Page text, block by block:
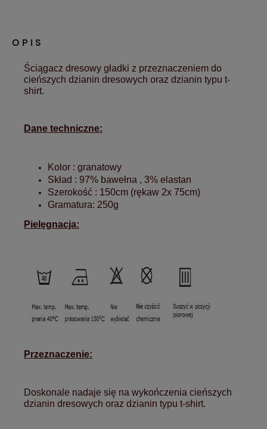
OPIS
Ściągacz dresowy gładki z przeznaczeniem do
cieńszych dzianin dresowych oraz dzianin typu t-
shirt.
Dane techniczne:
Kolor : granatowy
Skład : 97% bawełna , 3% elastan
Szerokość : 150cm (rękaw 2x 75cm)
Gramatura: 250g
Pielęgnacja:
Przeznaczenie:
Doskonale nadaje się na wykończenia cieńszych
dzianin dresowych oraz dzianin typu t-shirt.